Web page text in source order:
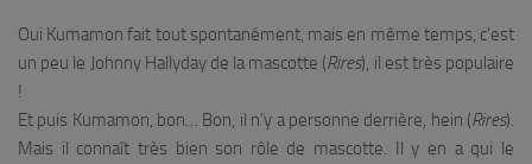
Oui Kumamon fait tout spontanément, mais en même temps, c’est
un peu le Johnny Hallyday de la mascotte (Rires), il est très populaire
!
Et puis Kumamon, bon… Bon, il n’y a personne derrière, hein (Rires).
Mais il connaît très bien son rôle de mascotte. Il y en a qui le